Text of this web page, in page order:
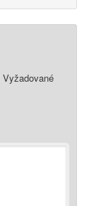
Vyžadované